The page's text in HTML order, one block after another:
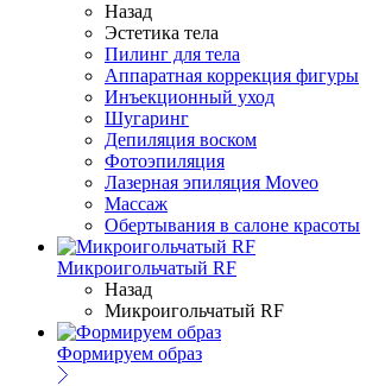
Назад
Эстетика тела
Пилинг для тела
Аппаратная коррекция фигуры
Инъекционный уход
Шугаринг
Депиляция воском
Фотоэпиляция
Лазерная эпиляция Moveo
Массаж
Обертывания в салоне красоты
Микроигольчатый RF
Назад
Микроигольчатый RF
Формируем образ